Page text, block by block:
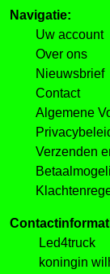
Navigatie:
Uw account
Over ons
Nieuwsbrief
Contact
Algemene
Verzenden
Led4truck
koningin